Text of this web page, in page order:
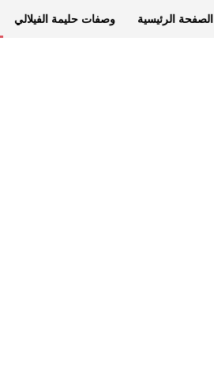
الصفحة الرئيسية وصفات حليمة الفيلالي